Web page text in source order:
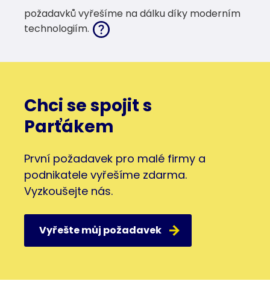
požadavků vyřešíme na dálku díky moderním
technologiím.
Chci se spojit s
Parťákem
První požadavek pro malé firmy a
podnikatele vyřešíme zdarma.
Vyzkoušejte nás.
Vyřešte můj požadavek